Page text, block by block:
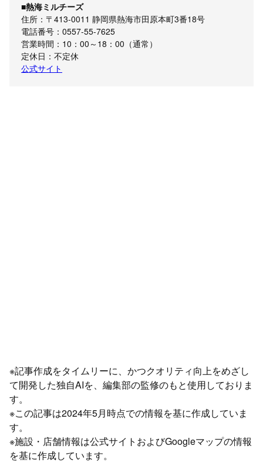
■熱海ミルチーズ
住所：〒413-0011 静岡県熱海市田原本町3番18号
電話番号：0557-55-7625
営業時間：10：00～18：00（通常）
定休日：不定休
公式サイト
※記事作成をタイムリーに、かつクオリティ向上をめざし
て開発した独自AIを、編集部の監修のもと使用しておりま
す。
※この記事は2024年5月時点での情報を基に作成していま
す。
※施設・店舗情報は公式サイトおよびGoogleマップの情報
を基に作成しています。